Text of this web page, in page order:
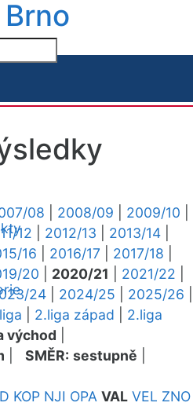
08 2008/09 2009/10
12 2012/13 2013/14
16 2016/17 2017/18
20 2020/21 2021/22
24 2024/25 2025/26
2.liga západ
2.liga
východ
SMĚR: sestupně
KOP NJI OPA VAL VEL ZNO